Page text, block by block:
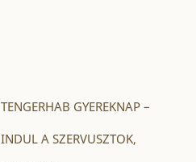
TENGERHAB GYEREKNAP –
INDUL A SZERVUSZTOK,